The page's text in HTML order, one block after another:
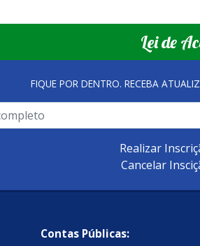
Lei de
FIQUE POR DENTRO. RECEBA
Realizar
Cancelar
Contas Públicas: